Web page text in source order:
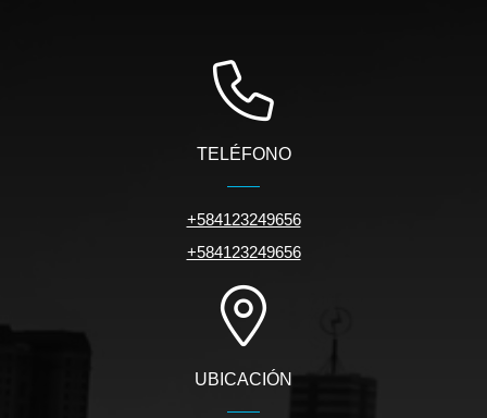
TELÉFONO
+584123249656
+584123249656
UBICACIÓN